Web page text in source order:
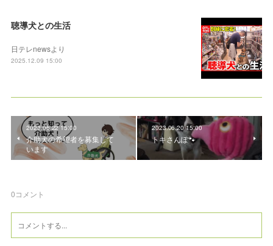
聴導犬との生活
日テレnewsより
2025.12.09 15:00
2023.06.22 15:00
介助犬の希望者を募集して
います
2023.06.20 15:00
トキさんぽ🐾
0コメント